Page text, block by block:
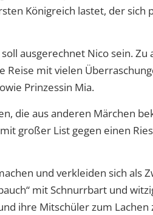
Königreich lastet, der sich
ausgerechnet Nico sein. Zu
mit vielen
Prinzessin Mia.
aus anderen Märchen
großer List gegen einen
und verkleiden sich als
mit Schnurrbart und
ihre Mitschüler zum Lachen